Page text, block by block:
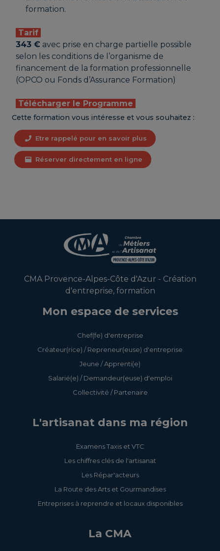
formation.
Tarif
343 € avec prise en charge partielle possible
selon les conditions de l’organisme de
financement de la formation professionnelle
(OPCO ou Fonds d’Assurance Formation)
Télécharger le Programme
Cette formation vous intéresse et vous souhaitez :
Etre rappelé pour en savoir plus
Réserver directement en ligne
CMA Provence-Alpes-Côte d'Azur - Création
d'entreprise, formation
Mon espace de services
Chef(fe) d'entreprise
Créateur(rice) / Repreneur(euse) d'entreprise
Jeune / Apprenti(e)
Salarié(e) / Demandeur(euse) d'emploi
Collectivité / Partenaire
L'artisanat dans ma région
Examens Taxis et VTC
Les chiffres clés de l'artisanat
Les Répar'acteurs
La Route des Arts et Gourmandises
Entreprises à reprendre et locaux disponibles
La CMA